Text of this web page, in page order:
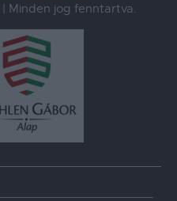
Minden jog fenntartva.